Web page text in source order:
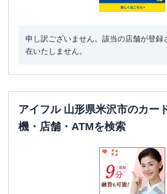
申し訳ございません。該当の店舗が登録
在いたしません。
アイフル 山形県米沢市のカー
機・店舗・ATMを検索